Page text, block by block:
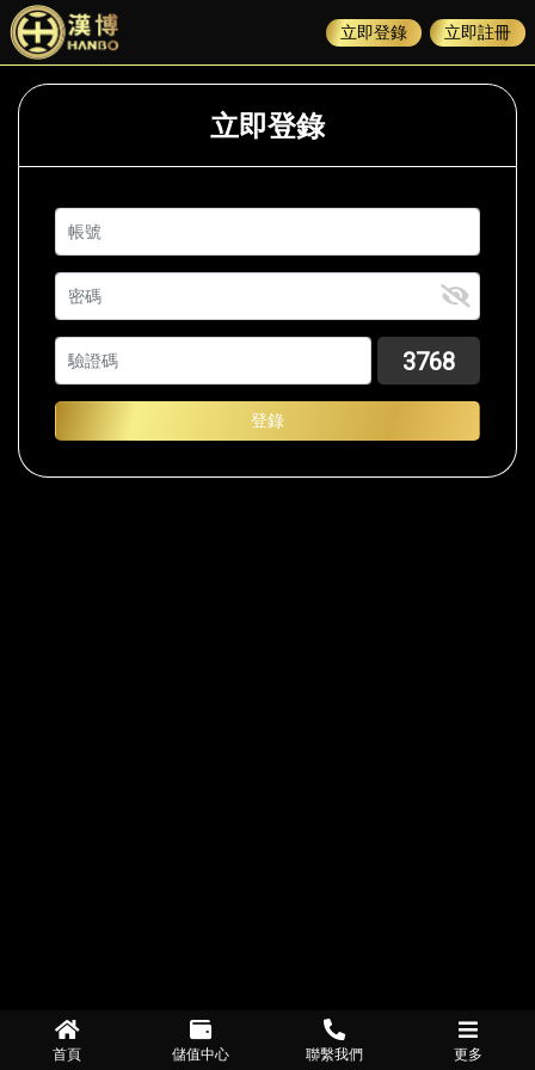
立即登錄 立即註冊
立即登錄
帳號
密碼
3768
登錄
首頁 儲值中心 聯繫我們 更多